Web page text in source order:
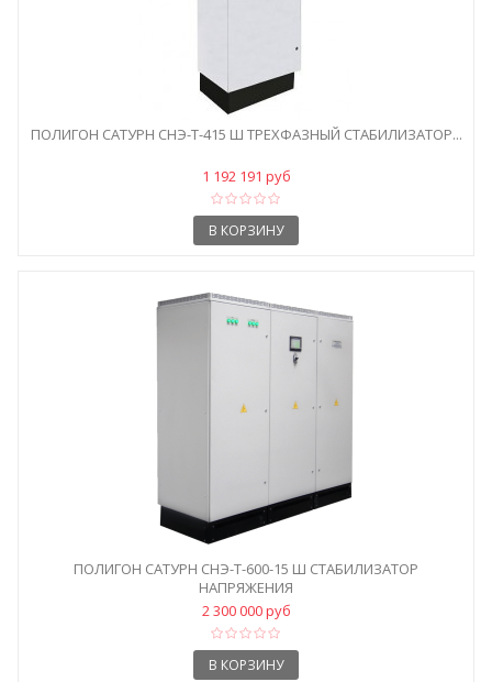
ПОЛИГОН САТУРН СНЭ-Т-415 Ш ТРЕХФАЗНЫЙ СТАБИЛИЗАТОР...
1 192 191 руб
В КОРЗИНУ
ПОЛИГОН САТУРН СНЭ-Т-600-15 Ш СТАБИЛИЗАТОР
НАПРЯЖЕНИЯ
2 300 000 руб
В КОРЗИНУ